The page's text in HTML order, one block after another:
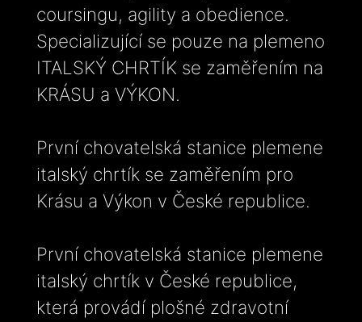
coursingu, agility a obedience.
Specializující se pouze na plemeno
ITALSKÝ CHRTÍK se zaměřením na
KRÁSU a VÝKON.
První chovatelská stanice plemene
italský chrtík se zaměřením pro
Krásu a Výkon v České republice.
První chovatelská stanice plemene
italský chrtík v České republice,
která provádí plošné zdravotní